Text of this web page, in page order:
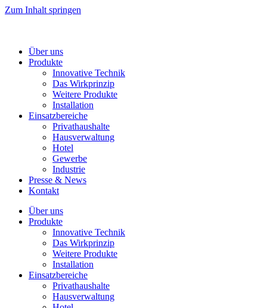
Zum Inhalt springen
Über uns
Produkte
Innovative Technik
Das Wirkprinzip
Weitere Produkte
Installation
Einsatzbereiche
Privathaushalte
Hausverwaltung
Hotel
Gewerbe
Industrie
Presse & News
Kontakt
Über uns
Produkte
Innovative Technik
Das Wirkprinzip
Weitere Produkte
Installation
Einsatzbereiche
Privathaushalte
Hausverwaltung